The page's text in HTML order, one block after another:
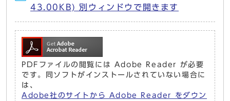
43.00KB) 別ウィンドウで開きます
PDFファイルの閲覧には Adobe Reader が必要
です。同ソフトがインストールされていない場合に
は、
Adobe社のサイトから Adobe Reader をダウン